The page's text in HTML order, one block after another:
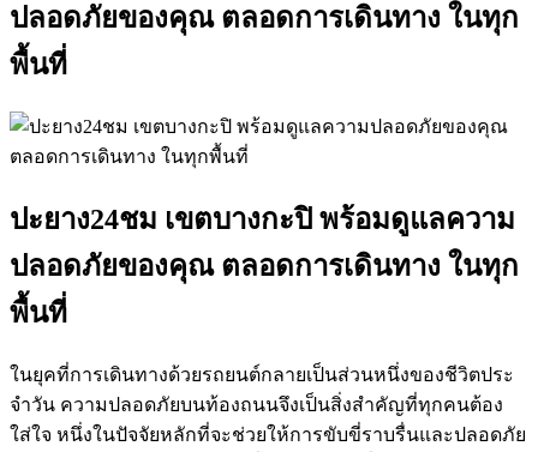
ปลอดภัยของคุณ ตลอดการเดินทาง ในทุก
พื้นที่
ปะยาง24ชม เขตบางกะปิ พร้อมดูแลความ
ปลอดภัยของคุณ ตลอดการเดินทาง ในทุก
พื้นที่
ในยุคที่การเดินทางด้วยรถยนต์กลายเป็นส่วนหนึ่งของชีวิตประ
จําวัน ความปลอดภัยบนท้องถนนจึงเป็นสิ่งสําคัญที่ทุกคนต้อง
ใส่ใจ หนึ่งในปัจจัยหลักที่จะช่วยให้การขับขี่ราบรื่นและปลอดภัย